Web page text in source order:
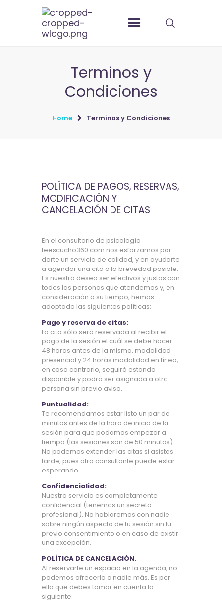
Terminos y
Condiciones
Home Terminos y Condiciones
POLÍTICA DE PAGOS, RESERVAS,
MODIFICACIÓN Y
CANCELACIÓN DE CITAS
En el consultorio de psicología
teescucho360.com nos esforzamos por
darte un servicio de calidad, y en ayudarte
a agendar una cita a la brevedad posible.
Es nuestro deseo ser efectivos y justos con
todas las personas que atendemos y, en
consideración a su tiempo, hemos
adoptado las siguientes políticas:
Pago y reserva de citas:
La cita sólo será reservada al recibir el
pago de la sesión el cuál se debe hacer
48 horas antes de la misma, modalidad
presencial y 24 horas modalidad en línea,
en caso contrario, seguirá estando
disponible y podrá ser asignada a otra
persona sin previo aviso.
Puntualidad:
Te recomendamos estar listo un par de
minutos antes de la hora de inicio de la
sesión para que podamos empezar a
tiempo (las sesiones son de 50 minutos).
No podemos extender las citas si asistes
tarde, pues otro consultante puede estar
esperando.
Confidencialidad:
Nuestro servicio es completamente
confidencial (tenemos un secreto
profesional). No hablaremos con nadie
sobre ningún aspecto de tu sesión sin tu
previo consentimiento o en caso de existir
una excepción.
POLÍTICA DE CANCELACIÓN.
Al reservarte un espacio en la agenda, no
podemos ofrecerlo a nadie más. Es por
ello que debes tomar en cuenta lo
siguiente: